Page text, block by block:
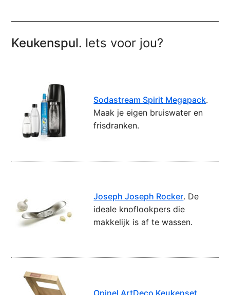
Keukenspul. Iets voor jou?
Sodastream Spirit Megapack.
Maak je eigen bruiswater en
frisdranken.
Joseph Joseph Rocker. De
ideale knoflookpers die
makkelijk is af te wassen.